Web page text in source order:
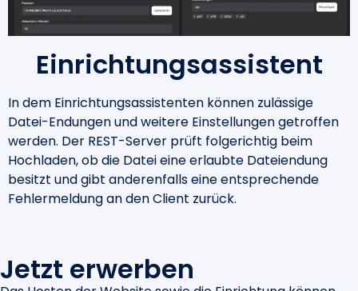
Einrichtungsassistent
In dem Einrichtungsassistenten können zulässige
Datei-Endungen und weitere Einstellungen getroffen
werden. Der REST-Server prüft folgerichtig beim
Hochladen, ob die Datei eine erlaubte Dateiendung
besitzt und gibt anderenfalls eine entsprechende
Fehlermeldung an den Client zurück.
Jetzt erwerben